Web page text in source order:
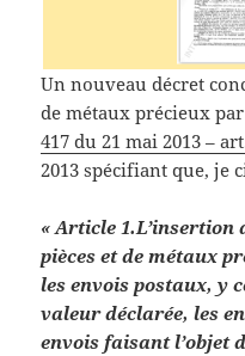
Un nouveau décret
de métaux précieux
417 du 21 mai 2013 –
2013 spécifiant que, je
« Article 1.L’insertion
pièces et de métaux
les envois postaux, y
valeur déclarée, les
envois faisant l’objet